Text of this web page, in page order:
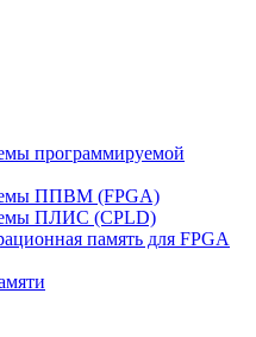
программируемой
ППВМ (FPGA)
ПЛИС (CPLD)
память для FPGA